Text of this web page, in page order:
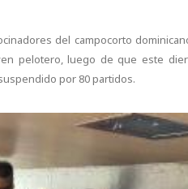
del campocorto
pelotero, luego de que este
por 80 partidos.